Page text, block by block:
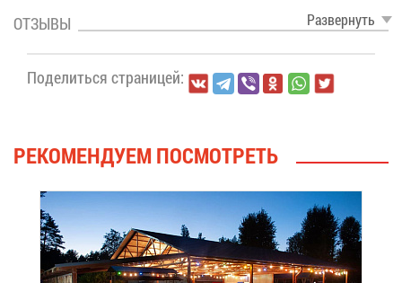
Раз­вер­нуть
ОТ­ЗЫ­ВЫ
По­де­лить­ся стра­ни­цей:
РЕ­КО­МЕН­ДУ­ЕМ ПО­СМОТ­РЕТЬ